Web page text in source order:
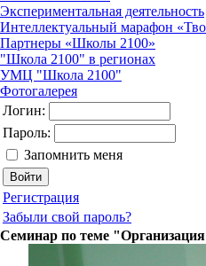
Экспериментальная деятельность
Интеллектуальный марафон
Партнеры «Школы 2100»
"Школа 2100" в регионах
УМЦ "Школа 2100"
Фотогалерея
Логин:
Пароль:
Запомнить меня
Регистрация
Забыли свой пароль?
Семинар по теме